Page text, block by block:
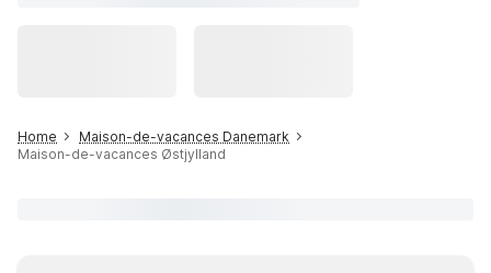
Home
Maison-de-vacances Danemark
Maison-de-vacances Østjylland